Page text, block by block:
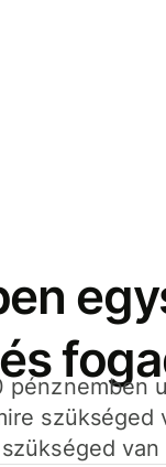
szükséged
van